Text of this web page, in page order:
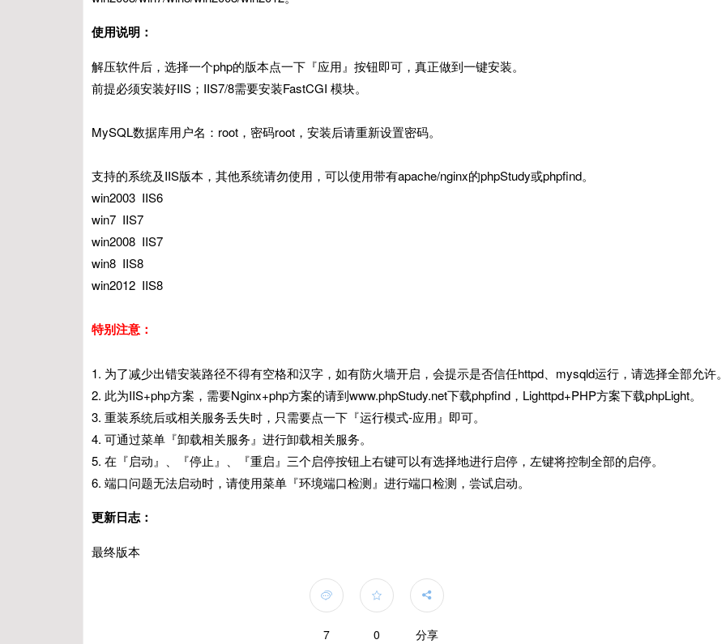
使用说明：
解压软件后，选择一个php的版本点一下『应用』按钮即可，真正做到一键安装。
前提必须安装好IIS；IIS7/8需要安装FastCGI 模块。
MySQL数据库用户名：root，密码root，安装后请重新设置密码。
支持的系统及IIS版本，其他系统请勿使用，可以使用带有apache/nginx的phpStudy或phpfind。
win2003 IIS6
win7 IIS7
win2008 IIS7
win8 IIS8
win2012 IIS8
特别注意：
1. 为了减少出错安装路径不得有空格和汉字，如有防火墙开启，会提示是否信任httpd、mysqld运行，请选择全部允许
2. 此为IIS+php方案，需要Nginx+php方案的请到www.phpStudy.net下载phpfind，Lighttpd+PHP方案下载phpLight。
3. 重装系统后或相关服务丢失时，只需要点一下『运行模式-应用』即可。
4. 可通过菜单『卸载相关服务』进行卸载相关服务。
5. 在『启动』、『停止』、『重启』三个启停按钮上右键可以有选择地进行启停，左键将控制全部的启停。
6. 端口问题无法启动时，请使用菜单『环境端口检测』进行端口检测，尝试启动。
更新日志：
最终版本
7

0

分享